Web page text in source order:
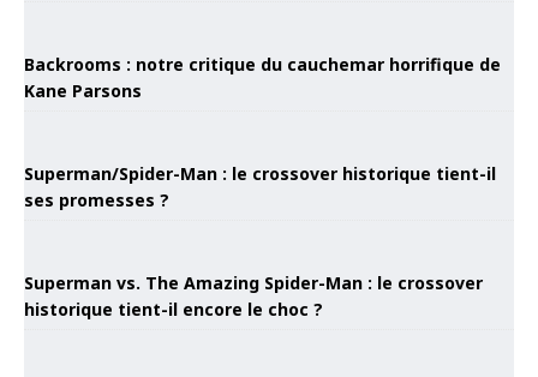
Backrooms : notre critique du cauchemar horrifique de
Kane Parsons
Superman/Spider-Man : le crossover historique tient-il
ses promesses ?
Superman vs. The Amazing Spider-Man : le crossover
historique tient-il encore le choc ?